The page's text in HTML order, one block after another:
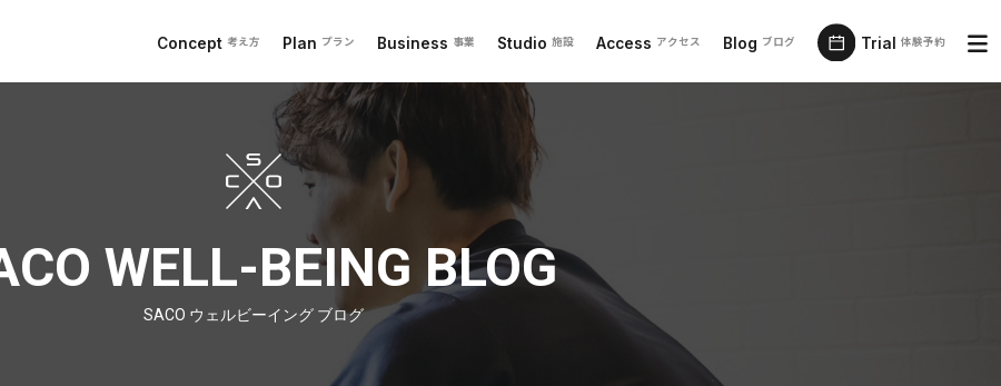
Concept 考え方 Plan プラン Business 事業 Studio 施設 Access アクセス Blog ブログ Trial 体験予約
ログ
WELL-BEING BLOG
SACO ウェルビーイング ブログ